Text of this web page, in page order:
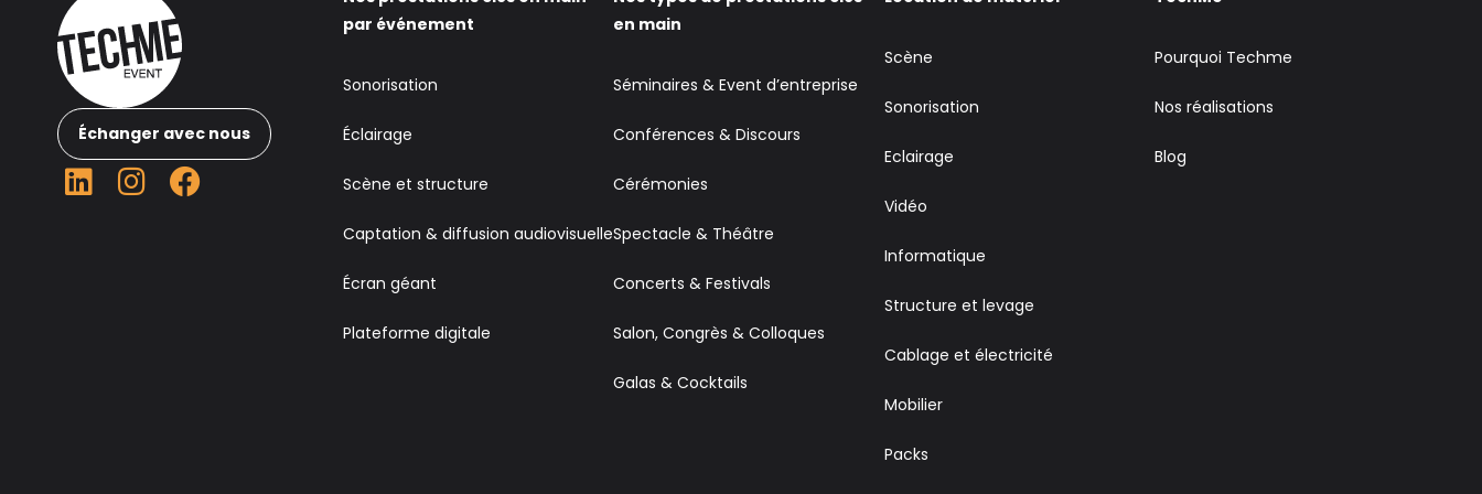
Échanger avec nous
par événement
Sonorisation
Éclairage
Scène et structure
Captation & diffusion audiovisuelle
Écran géant
Plateforme digitale
en main
Séminaires & Event d’entreprise
Conférences & Discours
Cérémonies
Spectacle & Théâtre
Concerts & Festivals
Salon, Congrès & Colloques
Galas & Cocktails
Scène
Sonorisation
Eclairage
Vidéo
Informatique
Structure et levage
Cablage et électricité
Mobilier
Packs
Pourquoi Techme
Nos réalisations
Blog